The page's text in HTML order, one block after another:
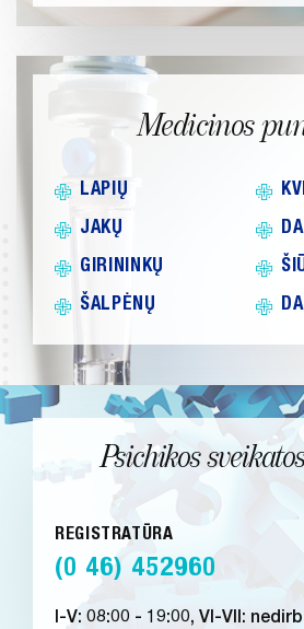
DAŽNIAUSIAI
UŽDUODAMI
KONSULTAVIMASIS
SU VISUOMENE
SKIEPŲ
PLANAVIMAS
Medicinos
LAPIŲ
JAKŲ
GIRININKŲ
ŠALPĖNŲ
Psichikos
REGISTRATŪRA
(0 46) 452960
I-V: 08:00 - 19:00, VI-VII: